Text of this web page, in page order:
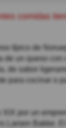
típico de
de un queso con
de sabor
para cocinar o
XIX por un
Larsen Bakke.